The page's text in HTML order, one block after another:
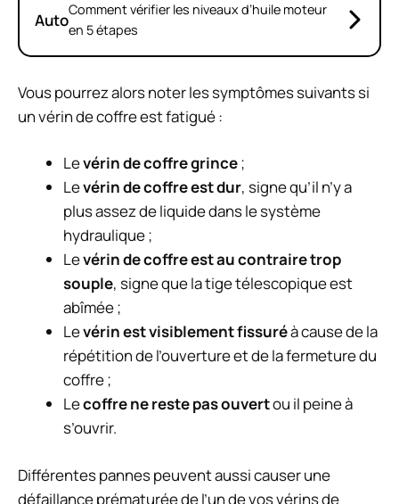
AutoComment vérifier les niveaux d’huile moteur
en 5 étapes
Vous pourrez alors noter les symptômes suivants si
un vérin de coffre est fatigué :
Levérin de coffre grince;
Levérin de coffre est dur, signe qu’il n’y a
plus assez de liquide dans le système
hydraulique ;
Levérin de coffre est au contraire trop
souple, signe que la tige télescopique est
abîmée ;
Levérin est visiblement fissuréà cause de la
répétition de l’ouverture et de la fermeture du
coffre ;
Lecoffre ne reste pas ouvertou il peine à
s’ouvrir.
Différentes pannes peuvent aussi causer une
défaillance prématurée de l’un de vos vérins de